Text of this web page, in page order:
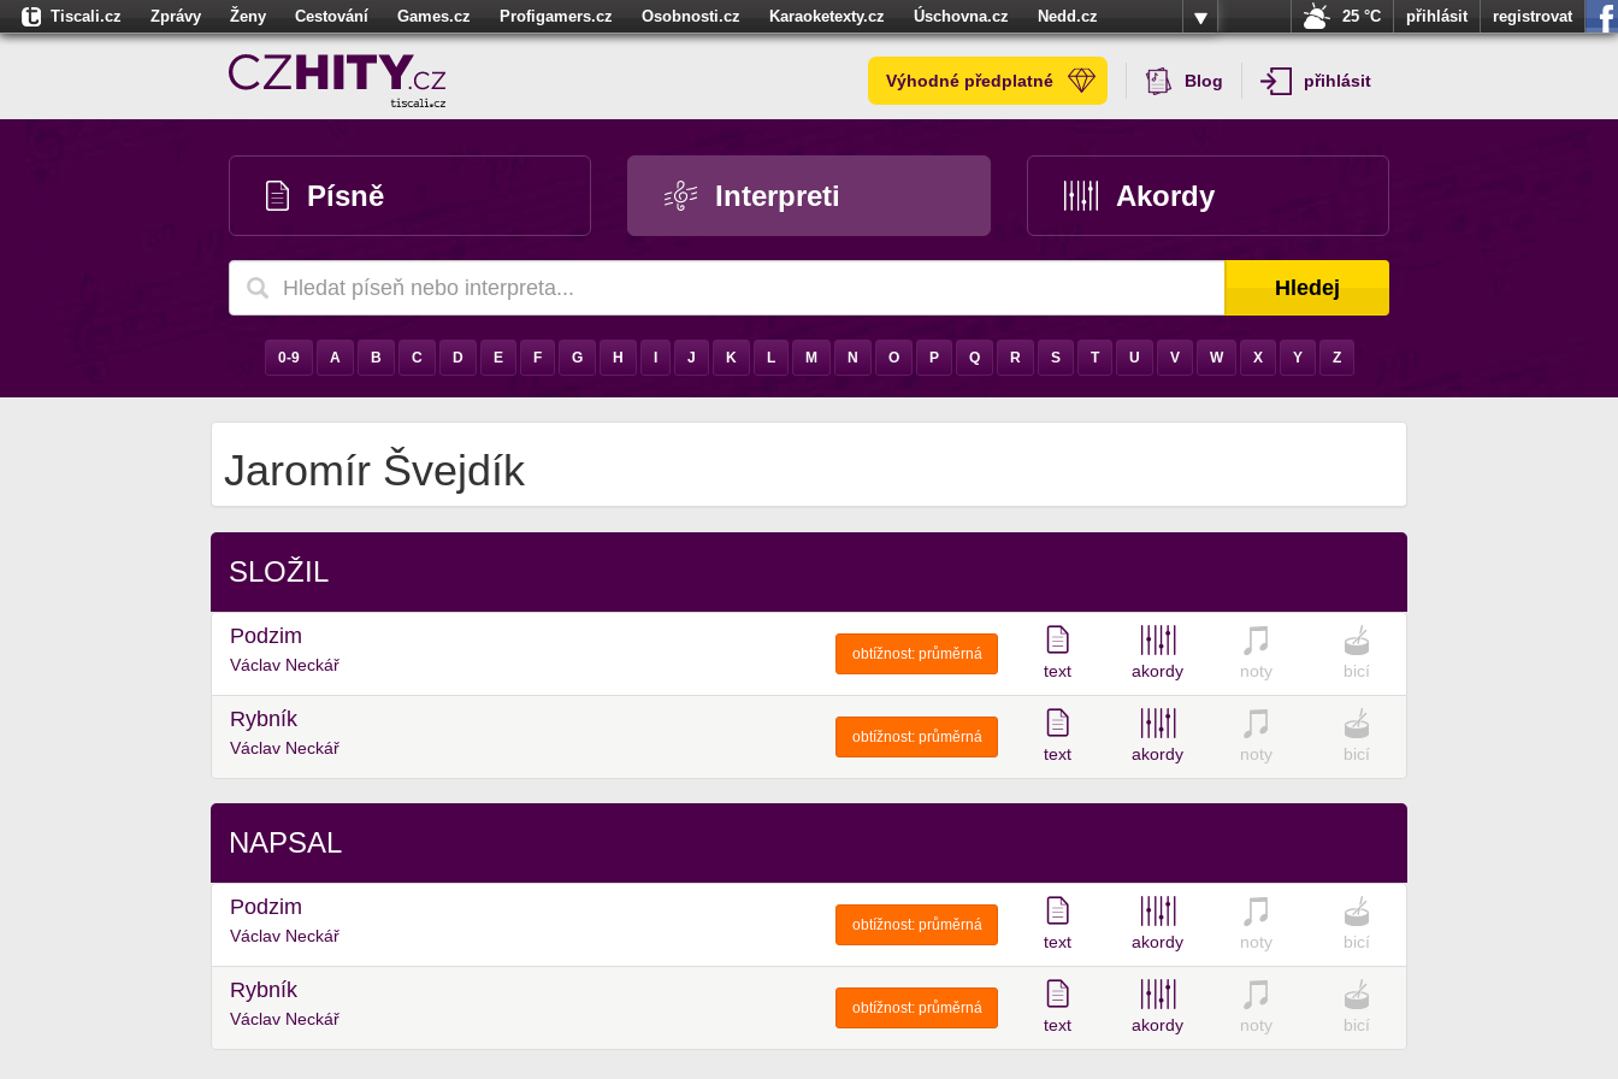
Tiscali.cz Zprávy Ženy Cestování Games.cz Profigamers.cz Osobnosti.cz Karaoketexty.cz Úschovna.cz
Nedd.cz
Sport Dokina.cz CZhity.cz
25 °C přihlásit registrovat
Výhodné předplatné Blog přihlásit
Písně Interpreti Akordy
Hledej
0-9 A B C D E F G H J K L M N O P Q R S T U V W X Y Z
Jaromír Švejdík
SLOŽIL
Podzim
Václav Neckář
obtížnost: průměrná
text akordy noty bicí
Rybník
Václav Neckář
obtížnost: průměrná
text akordy noty bicí
NAPSAL
Podzim
Václav Neckář
obtížnost: průměrná
text akordy noty bicí
Rybník
Václav Neckář
obtížnost: průměrná
text akordy noty bicí